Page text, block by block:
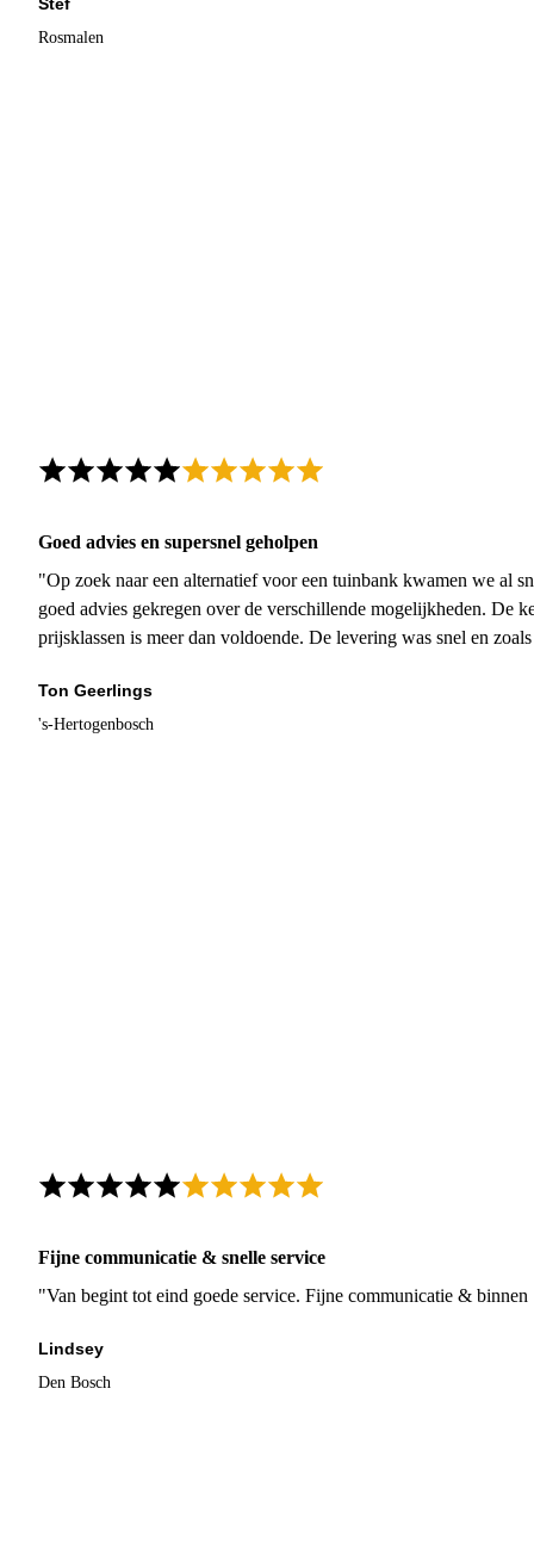
Rosmalen
Goed advies en supersnel geholpen
"Op zoek naar een alternatief voor een tuinbank kwamen we al
goed advies gekregen over de verschillende mogelijkheden. De
prijsklassen is meer dan voldoende. De levering was snel en
Ton Geerlings
's-Hertogenbosch
Fijne communicatie & snelle service
"Van begint tot eind goede service. Fijne communicatie &
Lindsey
Den Bosch